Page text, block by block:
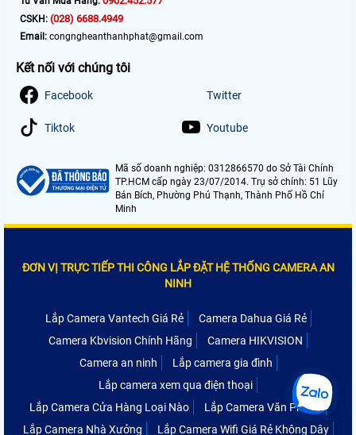
CSKH: (028) 6688.4949
Email: congngheanthanhphat@gmail.com
Kết nối với chúng tôi
Facebook Twitter
Tiktok Youtube
Mã số doanh nghiệp: 0312866570 do Sở Tài Chính
TP.HCM cấp ngày 23/07/2014. Trụ sở chính: 51 Lũy
Bán Bích, Phường Phú Thạnh, Thành Phố Hồ Chí
Minh
ĐƠN VỊ TRỰC TIẾP THI CÔNG LẮP ĐẶT HỆ THỐNG CAMERA AN
NINH
Lắp Camera Vantech Giá Rẻ
Camera Dahua Giá Rẻ
Camera Kbvision Chính Hãng
Camera HIKVISION
Camera an ninh
Lắp camera gia đình
Lắp camera xem qua điện thoại
Lắp Camera Cửa Hàng Loại Nào
Lắp Camera Văn Phòng
Lắp Camera Nhà Xưởng
Lắp Camera Wifi Giá Rẻ Không Dây